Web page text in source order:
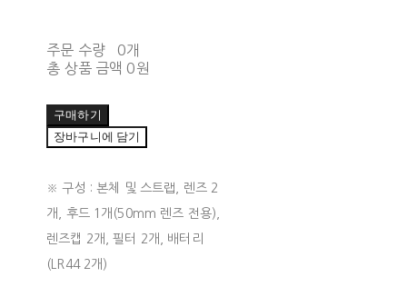
주문 수량
0개
총 상품 금액 0원
구매하기
장바구니에 담기
※ 구성 : 본체 및 스트랩, 렌즈 2
개, 후드 1개(50mm 렌즈 전용),
렌즈캡 2개, 필터 2개, 배터리
(LR44 2개)